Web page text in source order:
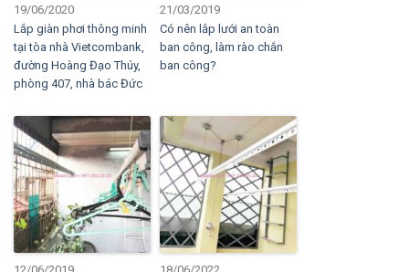
19/06/2020
Lắp giàn phơi thông minh
tại tòa nhà Vietcombank,
đường Hoàng Đạo Thúy,
phòng 407, nhà bác Đức
21/03/2019
Có nên lắp lưới an toàn
ban công, làm rào chắn
ban công?